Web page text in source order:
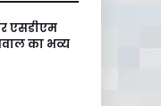
एसडीएम
का भव्य